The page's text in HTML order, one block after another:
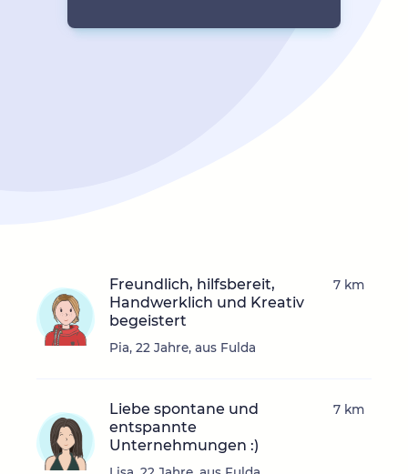
Freundlich, hilfsbereit,
Handwerklich und Kreativ
begeistert
Pia, 22 Jahre, aus Fulda
7 km
Liebe spontane und
entspannte
Unternehmungen :)
7 km